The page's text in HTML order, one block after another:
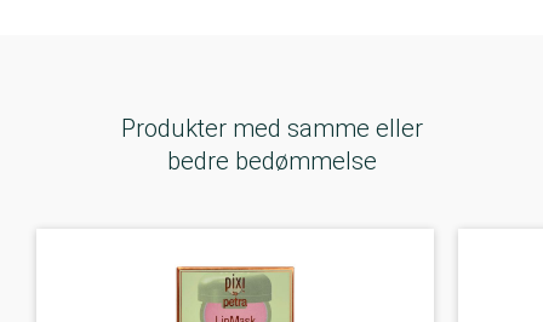
Produkter med samme eller
bedre bedømmelse